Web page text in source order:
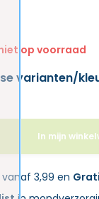
op voorraad
varianten/
In mijn
3,99 en